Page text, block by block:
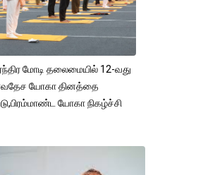
மோடி தலைமையில் 12-வது
யோகா தினத்தை
யோகா நிகழ்ச்சி